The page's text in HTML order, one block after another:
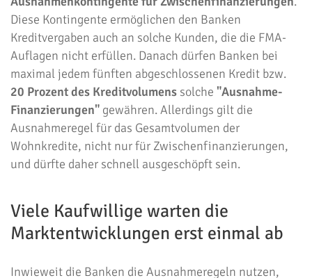
Diese Kontingente ermöglichen den Banken
Kreditvergaben auch an solche Kunden, die die FMA-
Auflagen nicht erfüllen. Danach dürfen Banken bei
maximal jedem fünften abgeschlossenen Kredit bzw.
20 Prozent des Kreditvolumens solche "Ausnahme-
Finanzierungen" gewähren. Allerdings gilt die
Ausnahmeregel für das Gesamtvolumen der
Wohnkredite, nicht nur für Zwischenfinanzierungen,
und dürfte daher schnell ausgeschöpft sein.
Viele Kaufwillige warten die
Marktentwicklungen erst einmal ab
Inwieweit die Banken die Ausnahmeregeln nutzen,